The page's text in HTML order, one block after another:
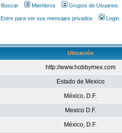
Buscar Miembros Grupos de Usuarios
Entre para ver sus mensajes privados Login
Ubicación
http://www.hobbymex.com
Estado de Mexico
México, D.F.
Mexico D.F.
México, D.F.